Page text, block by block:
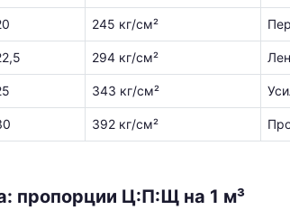
245 кг/см²
294 кг/см²
343 кг/см²
392 кг/см²
пропорции Ц:П:Щ на 1 м³